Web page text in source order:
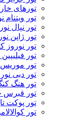
تورهای
تور ویتنام
تور نپال نوروز
تور ژاپن نوروز
تور نوروز
تور فیلیپین
تور موریس
تور دبی نوروز
تور هنگ کنگ
تور قبرس
تور پوکت
تور